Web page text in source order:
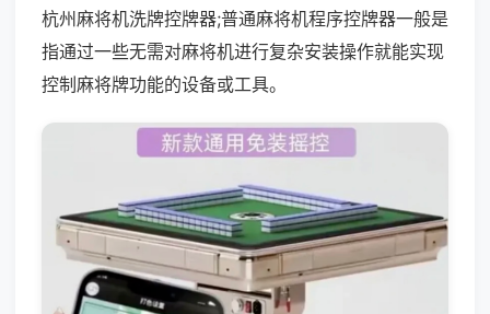
杭州麻将机洗牌控牌器;普通麻将机程序控牌器一般是
指通过一些无需对麻将机进行复杂安装操作就能实现
控制麻将牌功能的设备或工具。